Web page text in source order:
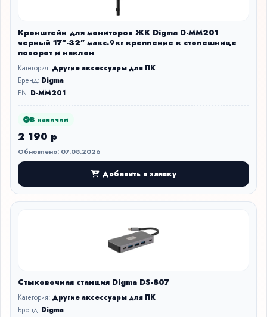
Кронштейн для мониторов ЖК Digma D-MM201
черный 17"-32" макс.9кг крепление к столешнице
поворот и наклон
Категория: Другие аксессуары для ПК
Бренд: Digma
PN: D-MM201
В наличии
2 190 р
Обновлено: 07.08.2026
Добавить в заявку
Стыковочная станция Digma DS-807
Категория: Другие аксессуары для ПК
Бренд: Digma